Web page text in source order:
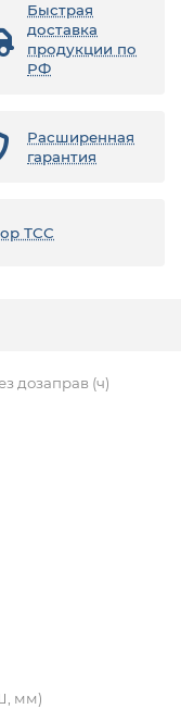
Быстрая
доставка
продукции по
РФ
Расширенная
гарантия
ТСС
дозаправ (ч)
мм)